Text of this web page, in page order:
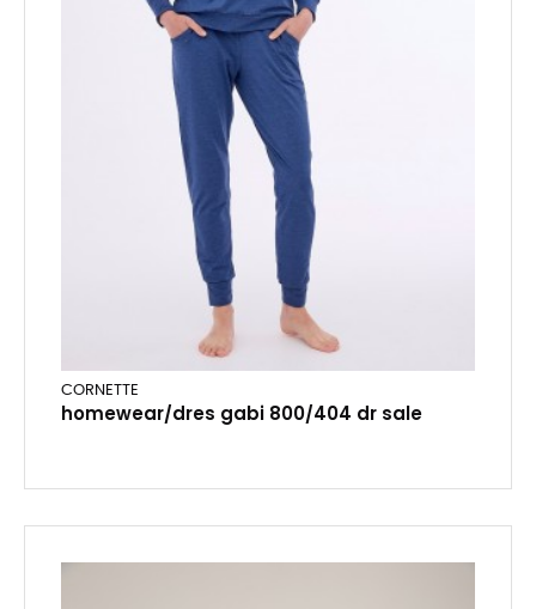
CORNETTE
homewear/dres gabi 800/404 dr sale